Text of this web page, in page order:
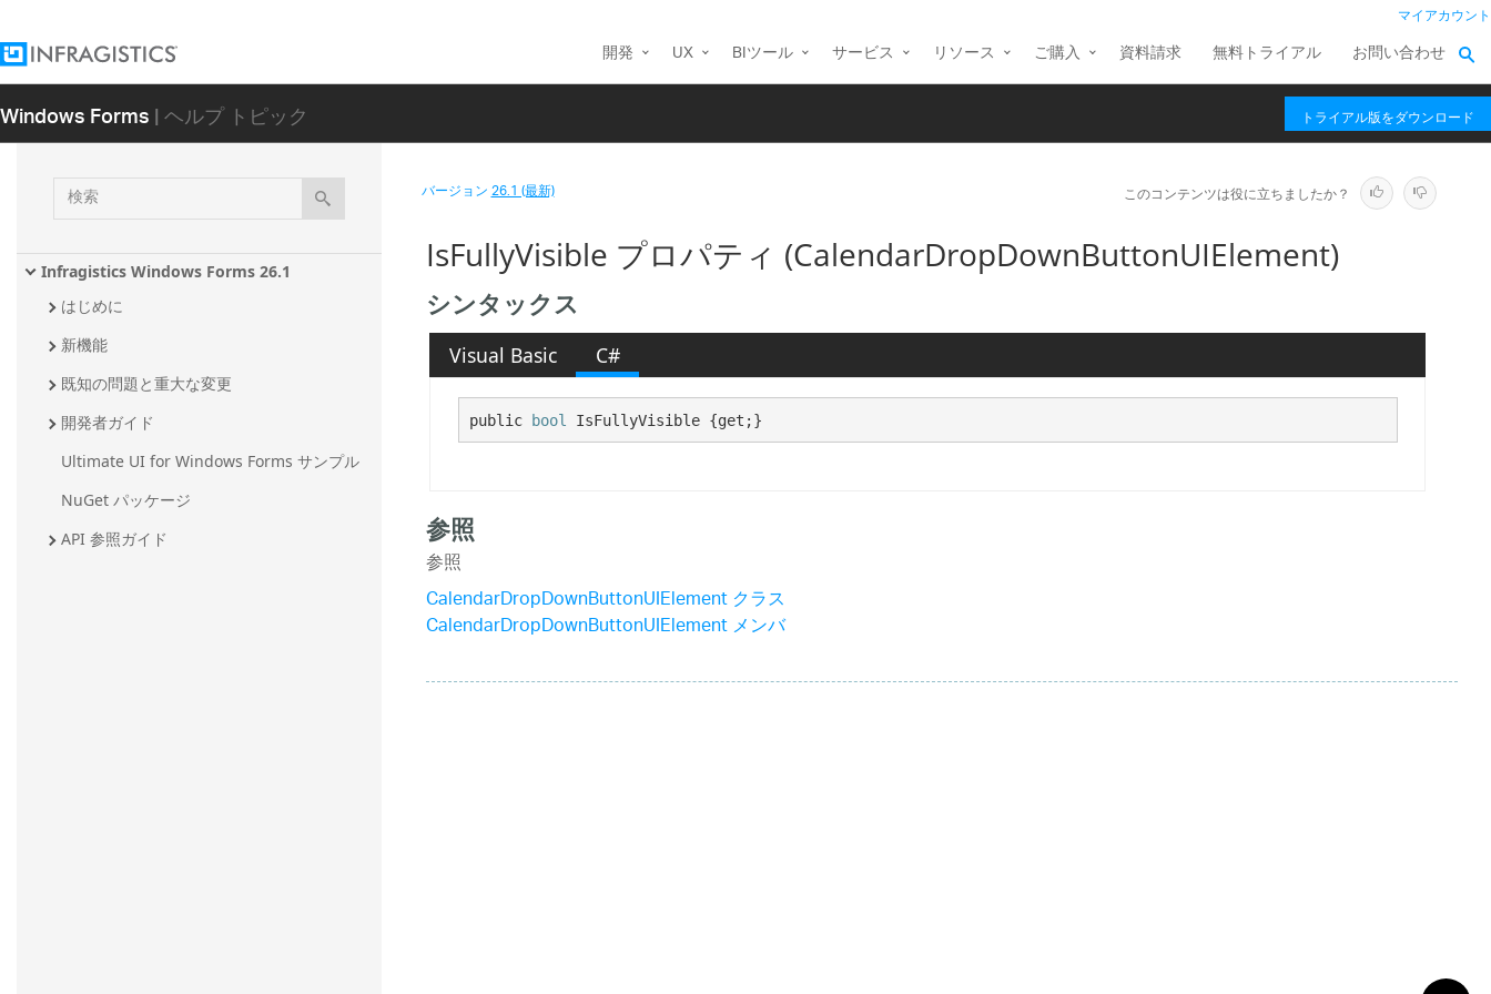
マイアカウント
開発 UX BIツール サービス リソース ご購入 資料請求 無料トライアル お問い合わせ
Windows Forms| ヘルプ トピック トライアル版をダウンロード
検
索
Infragistics Windows Forms 26.1
はじめに
新機能
既知の問題と重大な変更
開発者ガイド
Ultimate UI for Windows Forms サンプル
NuGet パッケージ
API 参照ガイド
バージョン26.1 (最新) このコンテンツは役に立ちましたか？
IsFullyVisible プロパティ (CalendarDropDownButtonUIElement)
シンタックス
Visual Basic C#
public bool IsFullyVisible {get;}
参照
参照
CalendarDropDownButtonUIElement クラス
CalendarDropDownButtonUIElement メンバ